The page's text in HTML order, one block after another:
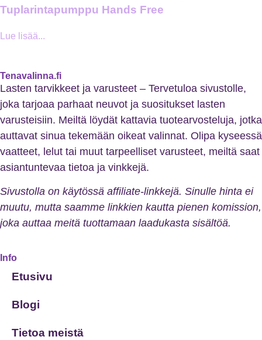
Tuplarintapumppu Hands Free
Lue lisää...
Tenavalinna.fi
Lasten tarvikkeet ja varusteet – Tervetuloa sivustolle,
joka tarjoaa parhaat neuvot ja suositukset lasten
varusteisiin. Meiltä löydät kattavia tuotearvosteluja, jotka
auttavat sinua tekemään oikeat valinnat. Olipa kyseessä
vaatteet, lelut tai muut tarpeelliset varusteet, meiltä saat
asiantuntevaa tietoa ja vinkkejä.
Sivustolla on käytössä affiliate-linkkejä. Sinulle hinta ei
muutu, mutta saamme linkkien kautta pienen komission,
joka auttaa meitä tuottamaan laadukasta sisältöä.
Info
Etusivu
Blogi
Tietoa meistä